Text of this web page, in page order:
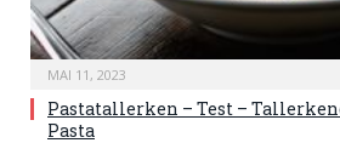
MAI 11, 2023
Pastatallerken – Test –
Pasta